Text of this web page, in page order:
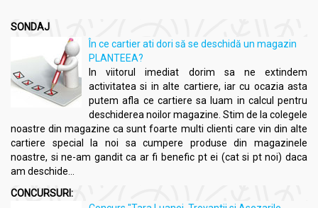
Uleiul esențial integral de Lavandă LIFE by Bionovativ
reprezintă alegerea perfectă pentru o experiență holistică și
naturală de aromaterapie, promovând starea de bine și
relaxare.
SONDAJ
În ce cartier ati dori să se deschidă un magazin
PLANTEEA?
In viitorul imediat dorim sa ne extindem
activitatea si in alte cartiere, iar cu ocazia asta
putem afla ce cartiere sa luam in calcul pentru
deschiderea noilor magazine. Stim de la colegele
noastre din magazine ca sunt foarte multi clienti care vin din alte
cartiere special la noi sa cumpere produse din magazinele
noastre, si ne-am gandit ca ar fi benefic pt ei (cat si pt noi) daca
am deschide...
CONCURSURI: